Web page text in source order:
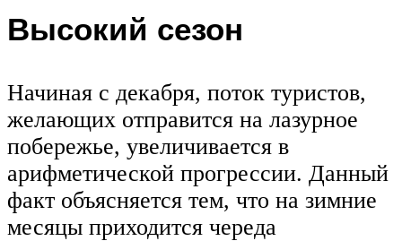
Высокий сезон
Начиная с декабря, поток туристов,
желающих отправится на лазурное
побережье, увеличивается в
арифметической прогрессии. Данный
факт объясняется тем, что на зимние
месяцы приходится череда